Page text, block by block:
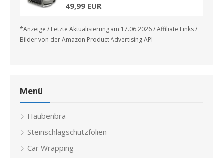
49,99 EUR
*Anzeige / Letzte Aktualisierung am 17.06.2026 / Affiliate Links /
Bilder von der Amazon Product Advertising API
Menü
Haubenbra
Steinschlagschutzfolien
Car Wrapping